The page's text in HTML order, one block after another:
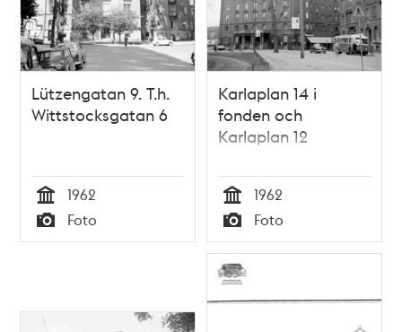
Lützengatan 9. T.h.
Wittstocksgatan 6
Tid
1962
Typ
Foto
Karlaplan 14 i
fonden och
Karlaplan 12
Tid
1962
Typ
Foto